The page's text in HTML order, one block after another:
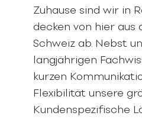
Zuhause sind wir in
decken von hier aus
Schweiz ab. Nebst
langjährigen
kurzen
Flexibilität unsere
Kundenspezifische